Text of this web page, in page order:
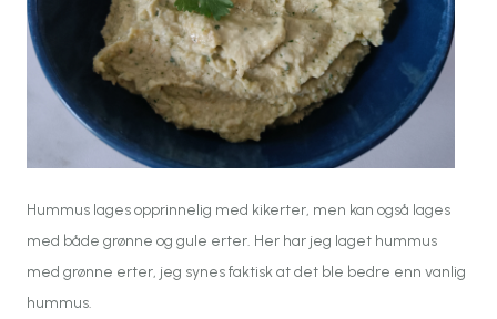
Hummus lages opprinnelig med kikerter, men kan også lages
med både grønne og gule erter. Her har jeg laget hummus
med grønne erter, jeg synes faktisk at det ble bedre enn vanlig
hummus.